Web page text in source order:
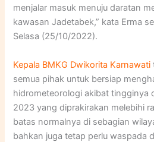
menjalar masuk menuju daratan
kawasan Jadetabek,” kata Erma
Selasa (25/10/2022).
Kepala BMKG Dwikorita Karnawati
semua pihak untuk bersiap
hidrometeorologi akibat tingginya
2023 yang diprakirakan melebihi
batas normalnya di sebagian
bahkan juga tetap perlu waspada